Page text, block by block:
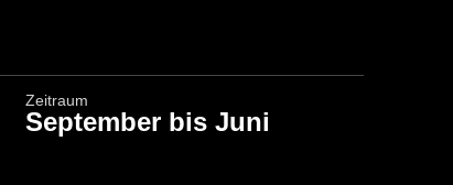
Zeitraum
September bis Juni